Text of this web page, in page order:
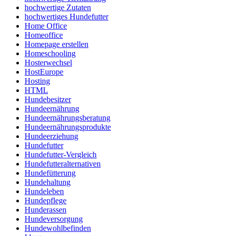
hochwertige Zutaten
hochwertiges Hundefutter
Home Office
Homeoffice
Homepage erstellen
Homeschooling
Hosterwechsel
HostEurope
Hosting
HTML
Hundebesitzer
Hundeernährung
Hundeernährungsberatung
Hundeernährungsprodukte
Hundeerziehung
Hundefutter
Hundefutter-Vergleich
Hundefutteralternativen
Hundefütterung
Hundehaltung
Hundeleben
Hundepflege
Hunderassen
Hundeversorgung
Hundewohlbefinden